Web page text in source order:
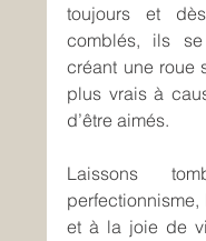
toujours et
comblés, ils se
créant une roue
plus vrais à
d’être aimés.
Laissons
perfectionnisme,
et à la joie de